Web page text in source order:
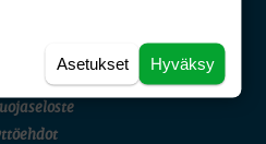
Hyväksy
Asetukset